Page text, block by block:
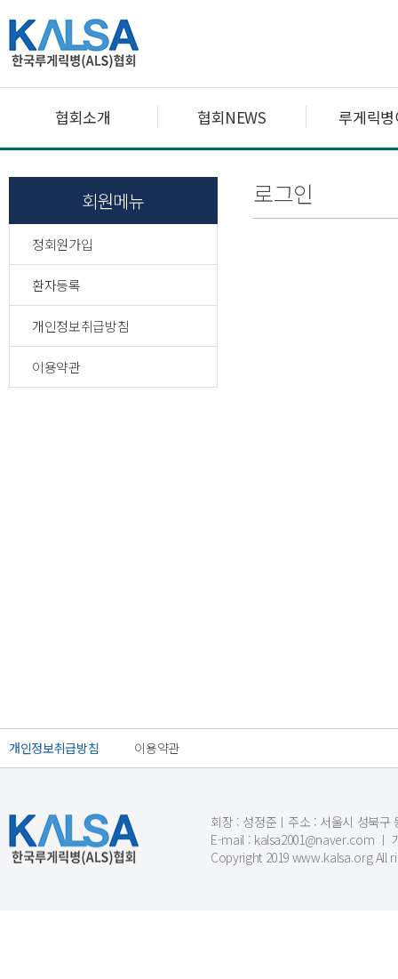
협회소개 협회NEWS 루게릭
회원메뉴
정회원가입
환자등록
개인정보취급방침
이용약관
로그인
개인정보취급방침 이용약관
회장 : 성정준ㅣ주소 : 서울시 성북구
E-mail : kalsa2001@naver.com ㅣ
Copyright 2019 www.kalsa.org All